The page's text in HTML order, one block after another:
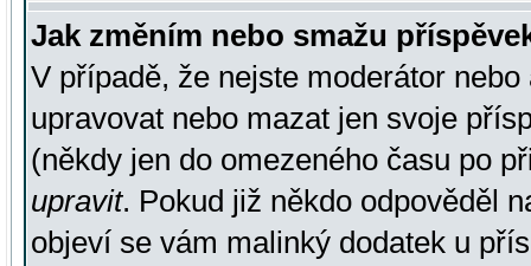
Jak změním nebo smažu
V případě, že nejste moderátor
upravovat nebo mazat jen svoje
(někdy jen do omezeného času po
upravit. Pokud již někdo odpověděl
objeví se vám malinký dodatek u